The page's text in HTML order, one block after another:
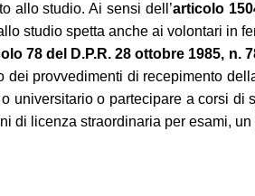
allo studio. Ai sensi dell’articolo
studio spetta anche ai volontari in
78 del D.P.R. 28 ottobre 1985, n.
dei provvedimenti di recepimento
universitario o partecipare a corsi
di licenza straordinaria per esami,